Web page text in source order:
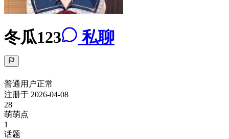
冬瓜123 私聊
普通用户正常
注册于 2026-04-08
28
萌萌点
1
话题